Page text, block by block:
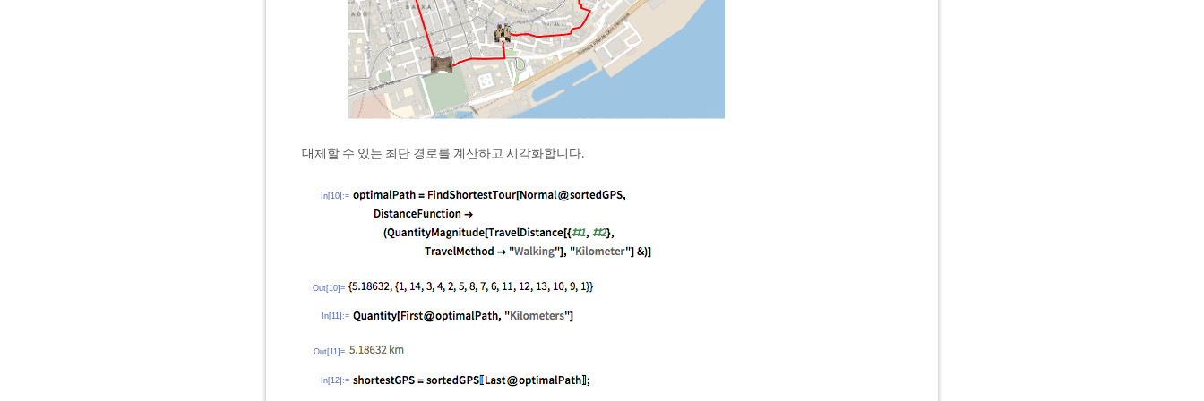
대체할 수 있는 최단 경로를 계산하고 시각화합니다.
In[10]:=
Out[10]=
In[11]:=
Out[11]=
In[12]:=